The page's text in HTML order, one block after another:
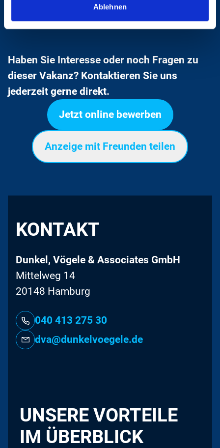
Ablehnen
Haben Sie Interesse oder noch Fragen zu
dieser Vakanz? Kontaktieren Sie uns
jederzeit gerne direkt.
Jetzt online bewerben
Anzeige mit Freunden teilen
KONTAKT
Dunkel, Vögele & Associates GmbH
Mittelweg 14
20148 Hamburg
040 413 275 30
dva@dunkelvoegele.de
UNSERE VORTEILE
IM ÜBERBLICK